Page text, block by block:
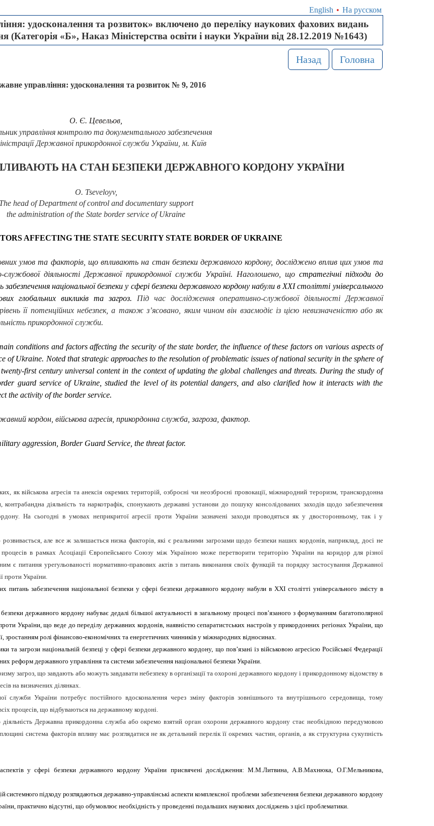
English • На русском
удосконалення та розвиток» включено до переліку наукових фахових видань
(Категорія «Б», Наказ Міністерства освіти і науки України від 28.12.2019 №1643)
Назад Головна
управління: удосконалення та розвиток № 9, 2016
О. Є. Цевельов,
управління контролю та документального забезпечення
Державної прикордонної служби України, м. Київ
НА СТАН БЕЗПЕКИ ДЕРЖАВНОГО КОРДОНУ УКРАЇНИ
O. Tseveloyv,
The head of Department of control and documentary support
the administration of the State border service of Ukraine
AFFECTING THE STATE SECURITY STATE BORDER OF UKRAINE
умов та факторів, що впливають на стан безпеки державного кордону, досліджено вплив цих умов та
діяльності Державної прикордонної служби Україні. Наголошено, що стратегічні підходи до
національної безпеки у сфері безпеки державного кордону набули в ХХІ столітті універсального
глобальних викликів та загроз.
Під час дослідження оперативно-службової діяльності Державної
її потенційних небезпек, а також з’ясовано, яким чином він взаємодіє із цією невизначеністю або як
прикордонної служби.
conditions and factors affecting the security of the state border, the influence of these factors on various aspects of
of Ukraine. Noted that strategic approaches to the resolution of problematic issues of national security in the sphere of
first century universal content in the context of updating the global challenges and threats. During the study of
guard service of Ukraine, studied the level of its potential dangers, and also clarified how it interacts with the
the activity of the border service.
кордон, військова агресія, прикордонна служба, загроза, фактор.
aggression, Border Guard Service, the threat factor.
як військова агресія та анексія окремих територій, озброєні чи неозброєні провокації, міжнародний тероризм, транскордонна
контрабандна діяльність та наркотрафік, спонукають державні установи до пошуку консолідованих заходів щодо забезпечення
На сьогодні в умовах неприкритої агресії проти України зазначені заходи проводяться як у двосторонньому, так і у
але все ж залишається низка факторів, які є реальними загрозами щодо безпеки наших кордонів, наприклад, досі не
процесів в рамках Асоціації Європейського Союзу між Україною може перетворити територію України на коридор для різної
питання урегульованості нормативно-правових актів з питань виконання своїх функцій та порядку застосування Державної
проти України.
питань забезпечення національної безпеки у сфері безпеки державного кордону набули в ХХІ столітті універсального змісту в
державного кордону набуває дедалі більшої актуальності в загальному процесі пов’язаного з формуванням багатополярної
України, що веде до переділу державних кордонів, наявністю сепаратистських настроїв у прикордонних регіонах України, що
зростанням ролі фінансово-економічних та енергетичних чинників у міжнародних відносинах.
та загрози національній безпеці у сфері безпеки державного кордону, що пов’язані із військовою агресією Російської Федерації
реформ державного управління та системи забезпечення національної безпеки України.
загроз, що завдають або можуть завдавати небезпеку в організації та охороні державного кордону і прикордонному відомству в
на визначених ділянках.
служби України потребує постійного вдосконалення через зміну факторів зовнішнього та внутрішнього середовища, тому
процесів, що відбуваються на державному кордоні.
діяльність Державна прикордонна служба або окремо взятий орган охорони державного кордону стає необхідною передумовою
система факторів впливу має розглядатися не як детальний перелік її окремих частин, органів, а як структурна сукупність
у сфері безпеки державного кордону України присвячені дослідження: М.М.Литвина, А.В.Махнюка, О.Г.Мельникова,
системного підходу розглядаютьсядержавно-управлінські аспекти комплексної проблеми забезпечення безпеки державного кордону
практично відсутні, що обумовлює необхідність у проведенні подальших наукових досліджень з цієї проблематики.